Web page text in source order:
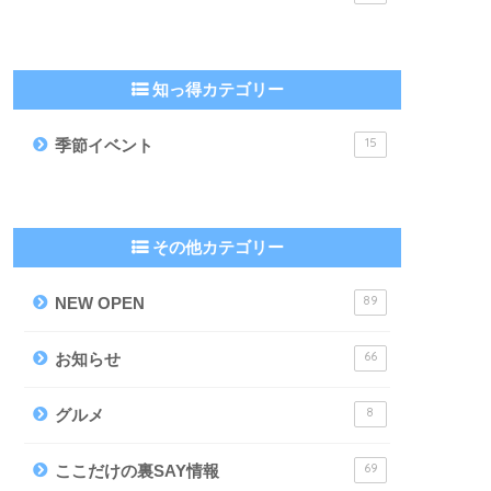
知っ得カテゴリー
季節イベント 15
その他カテゴリー
NEW OPEN 89
お知らせ 66
グルメ 8
ここだけの裏SAY情報 69